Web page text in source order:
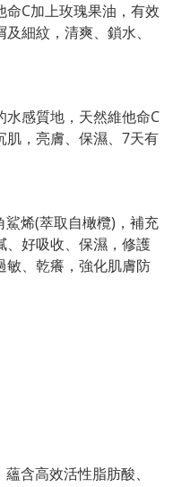
C加上玫瑰果油，有效
細紋，清爽、鎖水、
感質地，天然維他命C
肌，亮膚、保濕、7天有
烯(萃取自橄欖)，補充
、好吸收、保濕，修護
敏、乾癢，強化肌膚防
含高效活性脂肪酸、